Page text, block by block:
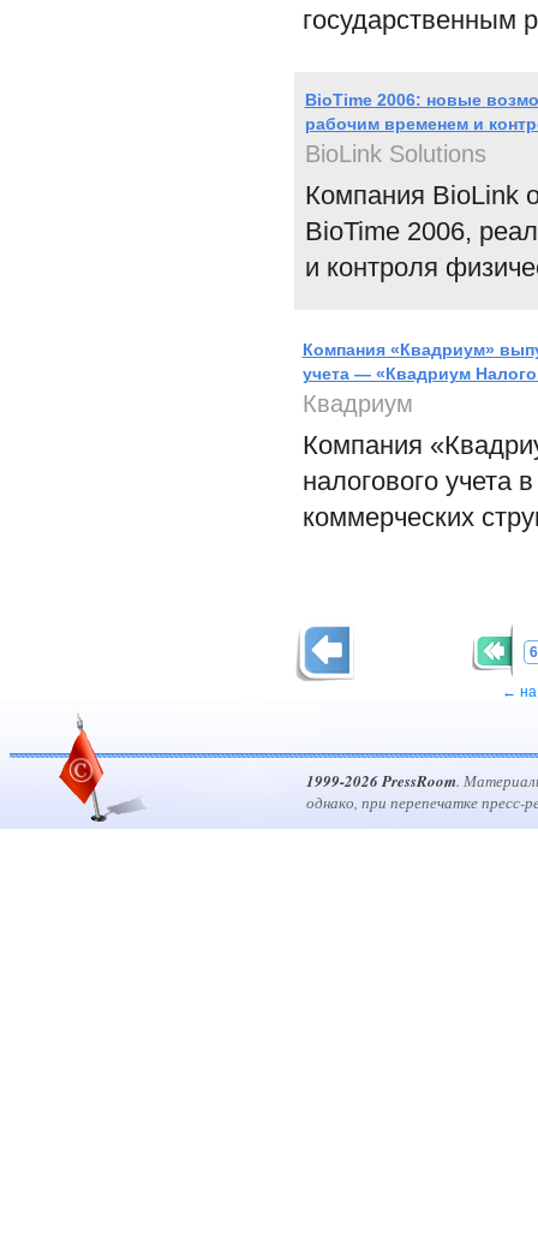
государственным
BioTime 2006: новые
рабочим временем и
BioLink Solutions
Компания BioLink
BioTime 2006,
и контроля
Компания «Квадриум»
учета — «Квадриум
Квадриум
Компания
налогового учета
коммерческих
← на
1999-2026 PressRoom.
однако, при перепечатке пресс-